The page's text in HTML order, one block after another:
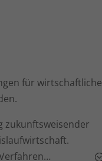
für wirtschaftliche
zukunftsweisender